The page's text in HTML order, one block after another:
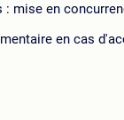
: mise en
en cas